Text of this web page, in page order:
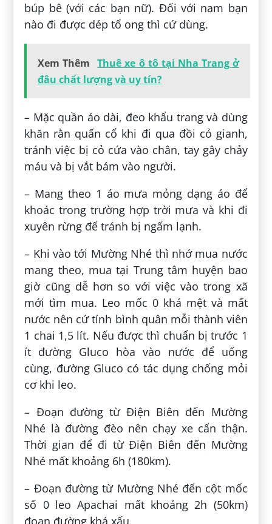
búp bê (với các bạn nữ). Đối với nam bạn
nào đi được dép tổ ong thì cứ dùng.
Xem Thêm
Thuê xe ô tô tại Nha Trang ở
đâu chất lượng và uy tín?
– Mặc quần áo dài, đeo khẩu trang và dùng
khăn rằn quấn cổ khi đi qua đồi cỏ gianh,
tránh việc bị cỏ cứa vào chân, tay gây chảy
máu và bị vắt bám vào người.
– Mang theo 1 áo mưa mỏng dạng áo để
khoác trong trường hợp trời mưa và khi đi
xuyên rừng để tránh bị ngấm lạnh.
– Khi vào tới Mường Nhé thì nhớ mua nước
mang theo, mua tại Trung tâm huyện bao
giờ cũng dễ hơn so với việc vào trong xã
mới tìm mua. Leo mốc 0 khá mệt và mất
nước nên cứ tính bình quân mỗi thành viên
1 chai 1,5 lít. Nếu được thì chuẩn bị trước 1
ít đường Gluco hòa vào nước để uống
cùng, đường Gluco có tác dụng chống mỏi
cơ khi leo.
– Đoạn đường từ Điện Biên đến Mường
Nhé là đường đèo nên chạy xe cẩn thận.
Thời gian để đi từ Điện Biên đến Mường
Nhé mất khoảng 6h (180km).
– Đoạn đường từ Mường Nhé đển cột mốc
số 0 leo Apachai mất khoảng 2h (50km)